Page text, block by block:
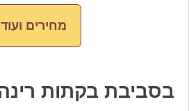
מחירים ועוד
בסביבת בקתות